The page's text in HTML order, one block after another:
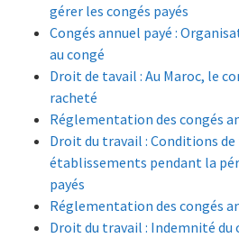
gérer les congés payés
Congés annuel payé :
au congé
Droit de tavail : Au Maroc, le
racheté
Réglementation des congés
Droit du travail : Conditions
établissements pendant la
payés
Réglementation des congés
Droit du travail : Indemnité du